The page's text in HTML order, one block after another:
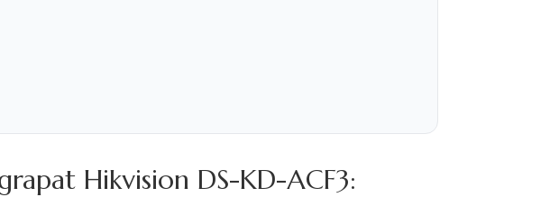
Hikvision DS-KD-ACF3: